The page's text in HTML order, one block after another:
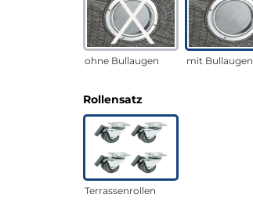
ohne Bullaugen mit Bullaugen
Rollensatzauswählen
Terrassenrollen